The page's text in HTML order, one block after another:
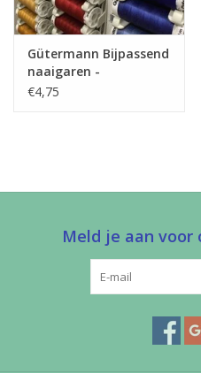
Gütermann Bijpassend
naaigaren -
Allesnaaigaren 200m
€4,75
Meld je aan voor